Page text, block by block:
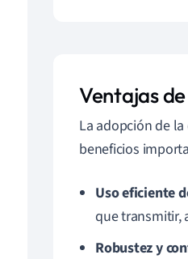
Ventajas
La adopción de
beneficios
Uso eficiente
que transmitir,
Robustez y